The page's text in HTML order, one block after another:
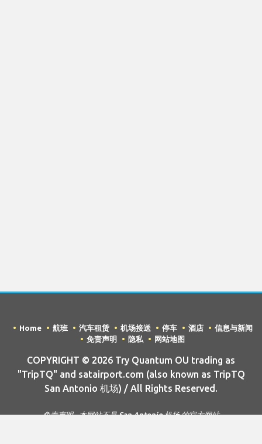
Home 航班 汽车租赁 机场接送 停车 酒店
信息与新闻
免责声明
隐私 网站地图
COPYRIGHT © 2026 Try Quantum OU trading as
"TripTQ" and satairport.com (also known as TripTQ
San Antonio 机场) / All Rights Reserved.
免责声明 - 本网站不是 San Antonio 机场 的官方网站